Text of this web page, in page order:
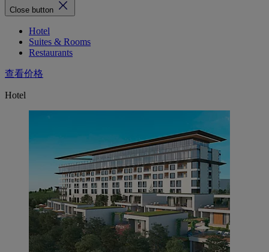
Close button
Hotel
Suites & Rooms
Restaurants
查看价格
Hotel